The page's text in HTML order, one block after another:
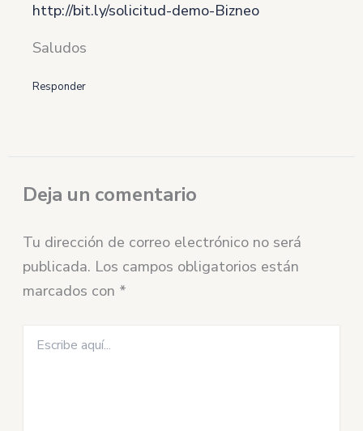
http://bit.ly/solicitud-demo-Bizneo
Saludos
Responder
Deja un comentario
Tu dirección de correo electrónico no será
publicada. Los campos obligatorios están
marcados con *
aquí...